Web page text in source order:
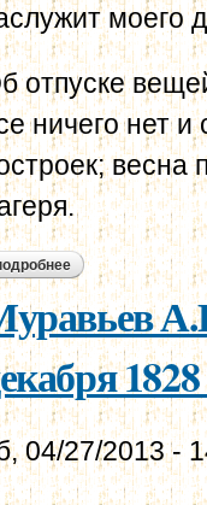
моего
отпуске
ничего нет
весна
о бурцов и.г. -
1828
04/27/2013 -